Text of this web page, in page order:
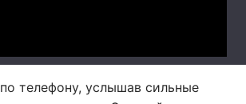
телефону, услышав сильные